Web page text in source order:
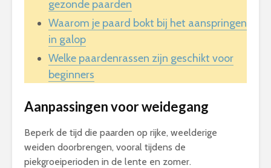
gezonde paarden
Waarom je paard bokt bij het aanspringen
in galop
Welke paardenrassen zijn geschikt voor
beginners
Aanpassingen voor weidegang
Beperk de tijd die paarden op rijke, weelderige
weiden doorbrengen, vooral tijdens de
piekgroeiperioden in de lente en zomer.